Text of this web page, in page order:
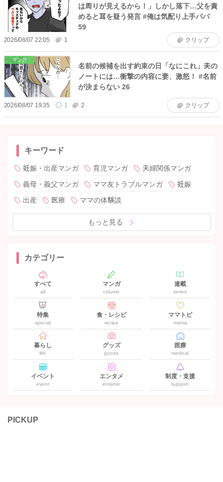
は周りが見えるから！」しかし落下…父を責
めると耳を疑う発言 #俺は気配り上手パパ
59
2026/08/07 22:05 1 クリップ
マンガ
名前の候補を出す約束の日「なにこれ」夫の
ノートには…衝撃の内容に妻、激怒！ #名前
が決まらない 26
2026/08/07 19:35 1 2 クリップ
キーワード
妊娠・出産マンガ 育児マンガ
夫婦関係マンガ
義母・義父マンガ
ママ友トラブルマンガ
妊娠
出産
医療 ママの体験談
もっと見る
カテゴリー
すべて
all
マンガ
column
連載
series
特集
special
食・レシピ
recipe
ママトピ
mama
暮らし
life
グッズ
goods
医療
medical
イベント
event
エンタメ
entame
制度・支援
support
PICKUP